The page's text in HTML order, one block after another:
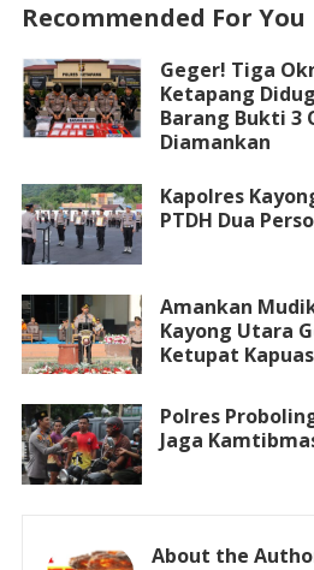
Recommended For You
Geger! Tiga
Ketapang
Barang Bukti 3
Diamankan
Kapolres
PTDH Dua
Amankan
Kayong Utara
Ketupat
Polres
Jaga
About the